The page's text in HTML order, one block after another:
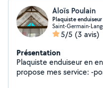
Aloïs Poulain
Plaquiste enduiseur
Saint-Germain-
5/5 (3 avis)
Présentation
Plaquiste enduiseur en
propose mes service: -pose de plaque de plâtre